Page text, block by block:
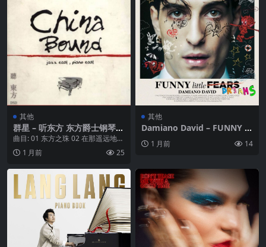
其他
群星 – 听东方 东方爵士钢琴 2
003 DSD DSF
曲目: 01 东方之珠 02 在那遥远地方
03 鲁冰花 04 彩云追月 05 ...
1 月前 25
其他
Damiano David – FUNNY lit
ALAC Hi-Res 24bit 44kHz
1 月前 14